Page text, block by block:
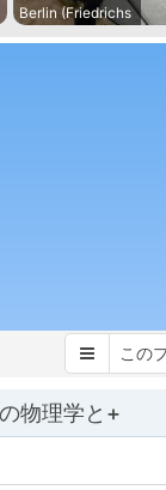
Berlin (Friedrichs
この
物理学と+